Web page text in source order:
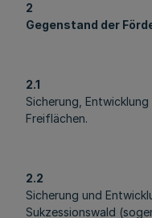
2
Gegenstand der
2.1
Sicherung,
Freiflächen.
2.2
Sicherung und
Sukzessionswald